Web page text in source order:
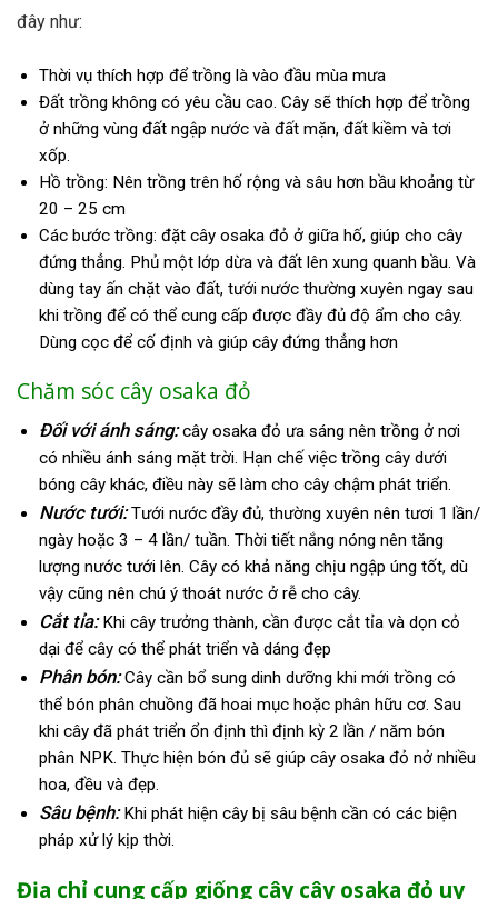
đây như:
Thời vụ thích hợp để trồng là vào đầu mùa mưa
Đất trồng không có yêu cầu cao. Cây sẽ thích hợp để trồng
ở những vùng đất ngập nước và đất mặn, đất kiềm và tơi
xốp.
Hồ trồng: Nên trồng trên hố rộng và sâu hơn bầu khoảng từ
20 – 25 cm
Các bước trồng: đặt cây osaka đỏ ở giữa hố, giúp cho cây
đứng thẳng. Phủ một lớp dừa và đất lên xung quanh bầu. Và
dùng tay ấn chặt vào đất, tưới nước thường xuyên ngay sau
khi trồng để có thể cung cấp được đầy đủ độ ẩm cho cây.
Dùng cọc để cố định và giúp cây đứng thẳng hơn
Chăm sóc cây osaka đỏ
Đối với ánh sáng: cây osaka đỏ ưa sáng nên trồng ở nơi
có nhiều ánh sáng mặt trời. Hạn chế việc trồng cây dưới
bóng cây khác, điều này sẽ làm cho cây chậm phát triển.
Nước tưới: Tưới nước đầy đủ, thường xuyên nên tươi 1 lần/
ngày hoặc 3 – 4 lần/ tuần. Thời tiết nắng nóng nên tăng
lượng nước tưới lên. Cây có khả năng chịu ngập úng tốt, dù
vậy cũng nên chú ý thoát nước ở rễ cho cây.
Cắt tỉa: Khi cây trưởng thành, cần được cắt tỉa và dọn cỏ
dại để cây có thể phát triển và dáng đẹp
Phân bón: Cây cần bổ sung dinh dưỡng khi mới trồng có
thể bón phân chuồng đã hoai mục hoặc phân hữu cơ. Sau
khi cây đã phát triển ổn định thì định kỳ 2 lần / năm bón
phân NPK. Thực hiện bón đủ sẽ giúp cây osaka đỏ nở nhiều
hoa, đều và đẹp.
Sâu bệnh: Khi phát hiện cây bị sâu bệnh cần có các biện
pháp xử lý kịp thời.
Địa chỉ cung cấp giống cây cây osaka đỏ uy